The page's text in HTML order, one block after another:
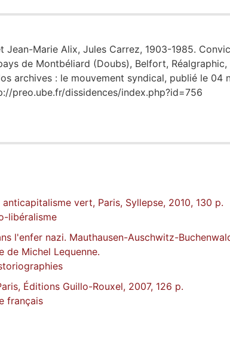
Jean-Marie Alix, Jules Carrez, 1903-1985.
de Montbéliard (Doubs), Belfort, Réalgraphic,
archives : le mouvement syndical, publié le 04
preo.ube.fr/dissidences/index.php?id=756
vert, Paris, Syllepse, 2010, 130 p.
libéralisme
l'enfer nazi. Mauthausen-Auschwitz-
de Michel Lequenne.
Éditions Guillo-Rouxel, 2007, 126 p.
français